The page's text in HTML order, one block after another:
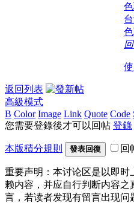
返回列表
高級模式
B Color Image Link Quote Code
您需要登錄後才可以回帖 登錄
本版積分規則 發表回復 回
重要声明：本讨论区是以即
赖内容，并应自行判断内容
言，若读者发现有留言出现